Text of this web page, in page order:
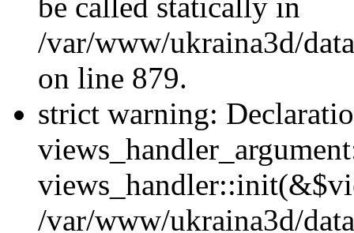
be called statically in
/var/www/ukraina3d/
on line 879.
strict warning:
/var/www/ukraina3d/